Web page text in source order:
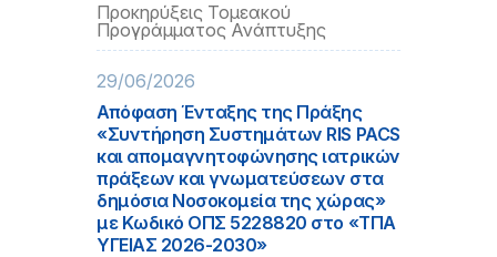
Προκηρύξεις Τομεακού
Προγράμματος Ανάπτυξης
29/06/2026
Απόφαση Ένταξης της Πράξης
«Συντήρηση Συστημάτων RIS PACS
και απομαγνητοφώνησης ιατρικών
πράξεων και γνωματεύσεων στα
δημόσια Νοσοκομεία της χώρας»
με Κωδικό ΟΠΣ 5228820 στο «ΤΠΑ
ΥΓΕΙΑΣ 2026-2030»